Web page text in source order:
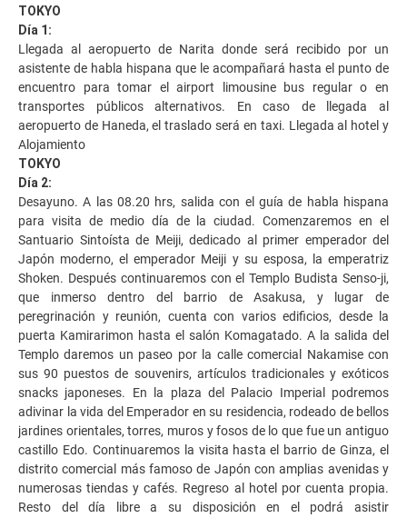
TOKYO
Día 1:
Llegada al aeropuerto de Narita donde será recibido por un
asistente de habla hispana que le acompañará hasta el punto de
encuentro para tomar el airport limousine bus regular o en
transportes públicos alternativos. En caso de llegada al
aeropuerto de Haneda, el traslado será en taxi. Llegada al hotel y
Alojamiento
TOKYO
Día 2:
Desayuno. A las 08.20 hrs, salida con el guía de habla hispana
para visita de medio día de la ciudad. Comenzaremos en el
Santuario Sintoísta de Meiji, dedicado al primer emperador del
Japón moderno, el emperador Meiji y su esposa, la emperatriz
Shoken. Después continuaremos con el Templo Budista Senso-ji,
que inmerso dentro del barrio de Asakusa, y lugar de
peregrinación y reunión, cuenta con varios edificios, desde la
puerta Kamirarimon hasta el salón Komagatado. A la salida del
Templo daremos un paseo por la calle comercial Nakamise con
sus 90 puestos de souvenirs, artículos tradicionales y exóticos
snacks japoneses. En la plaza del Palacio Imperial podremos
adivinar la vida del Emperador en su residencia, rodeado de bellos
jardines orientales, torres, muros y fosos de lo que fue un antiguo
castillo Edo. Continuaremos la visita hasta el barrio de Ginza, el
distrito comercial más famoso de Japón con amplias avenidas y
numerosas tiendas y cafés. Regreso al hotel por cuenta propia.
Resto del día libre a su disposición en el podrá asistir